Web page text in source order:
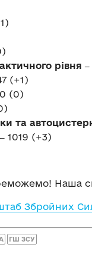
рівня ‒
(+1)
(0)
та
1019 (+3)
Наша
Збройних
ГШ ЗСУ